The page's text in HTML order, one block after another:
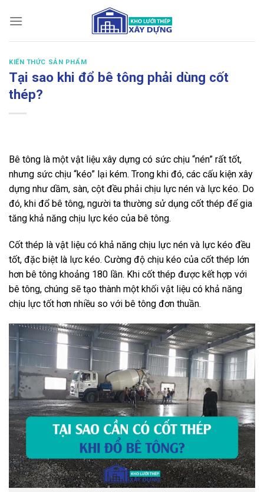
qua
KIẾN THỨC SẢN PHẨM
Tại sao khi đổ bê tông phải dùng cốt
thép?
Bê tông là một vật liệu xây dựng có sức chịu “nén” rất tốt,
nhưng sức chịu “kéo” lại kém. Trong khi đó, các cấu kiện xây
dựng như dầm, sàn, cột đều phải chịu lực nén và lực kéo. Do
đó, khi đổ bê tông, người ta thường sử dụng cốt thép để gia
tăng khả năng chịu lực kéo của bê tông.
Cốt thép là vật liệu có khả năng chịu lực nén và lực kéo đều
tốt, đặc biệt là lực kéo. Cường độ chịu kéo của cốt thép lớn
hơn bê tông khoảng 180 lần. Khi cốt thép được kết hợp với
bê tông, chúng sẽ tạo thành một khối vật liệu có khả năng
chịu lực tốt hơn nhiều so với bê tông đơn thuần.